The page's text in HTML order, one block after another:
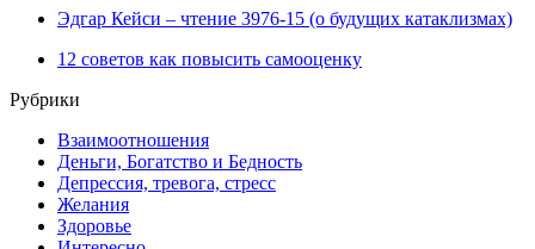
Эдгар Кейси – чтение 3976-15 (о будущих катаклизмах)
12 советов как повысить самооценку
Рубрики
Взаимоотношения
Деньги, Богатство и Бедность
Депрессия, тревога, стресс
Желания
Здоровье